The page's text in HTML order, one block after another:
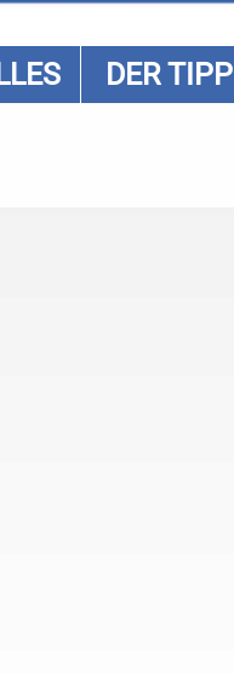
DER TIPP